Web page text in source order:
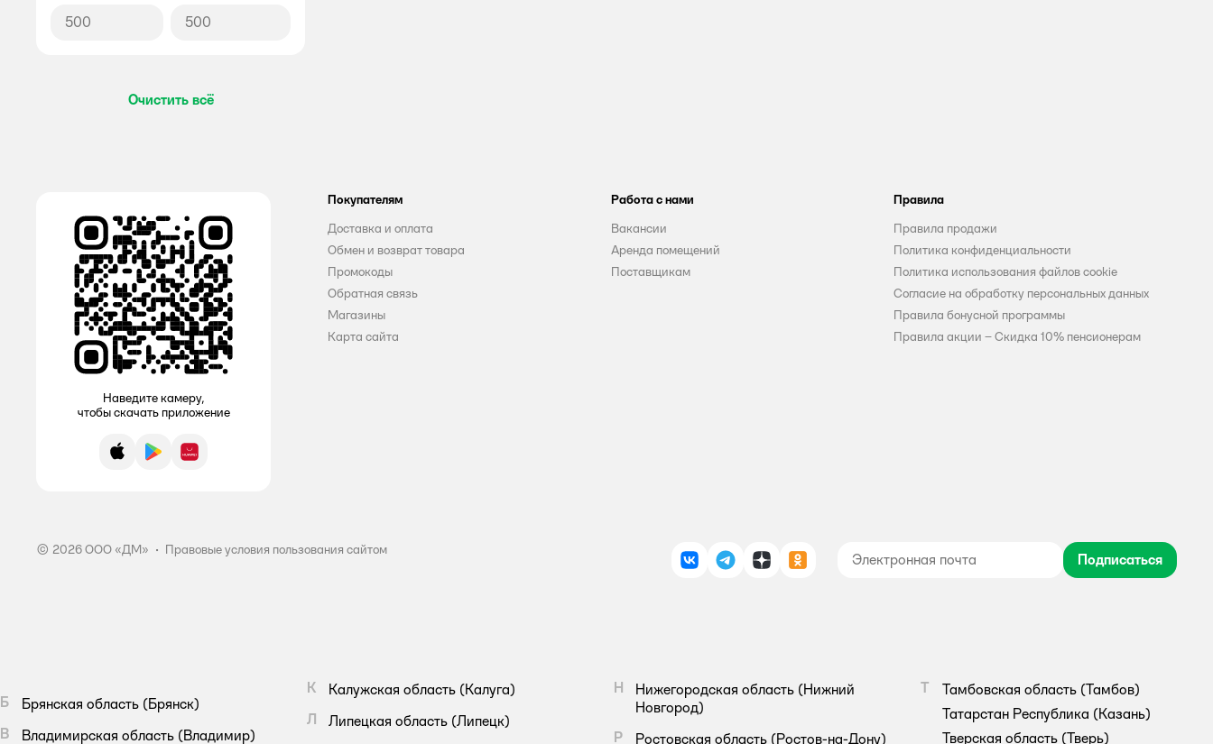
Frau Gretta
Free Time
GrePower
HausHerz
JOY HOME
mamaultimate
Mister Dez
Smart Fox
Адриоль
Очистить всё
Наведите камеру,
чтобы скачать приложение
App StoreGoogle PlayAppGallery
Покупателям
Доставка и оплата
Обмен и возврат товара
Промокоды
Обратная связь
Магазины
Карта сайта
Работа с нами
Вакансии
Аренда помещений
Поставщикам
Правила
Правила продажи
Политика конфиденциальности
Политика использования файлов cookie
Согласие на обработку персональных данных
Правила бонусной программы
Правила акции – Скидка 10% пенсионерам
© 2026 ООО «ДМ» • Правовые условия пользования сайтом
ВКонтакте
TelegramДзен Одноклассники Подписаться
Б Брянская область (Брянск)
В
Владимирская область (Владимир)
К Калужская область (Калуга)
Л
Липецкая область (Липецк)
Н Нижегородская область (Нижний
Новгород)
Р
Ростовская область (Ростов-на-Дону)
Т Тамбовская область (Тамбов)
Татарстан Республика (Казань)
Тверская область (Тверь)